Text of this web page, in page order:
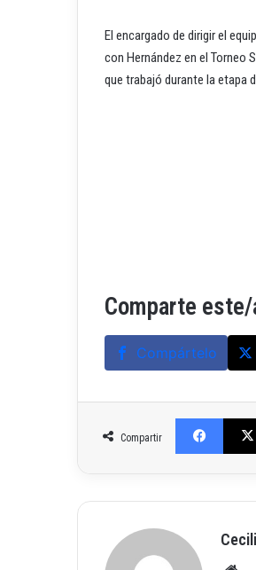
El encargado de dirigir el
con Hernández en el Torneo
que trabajó durante la etapa
Comparte
Compártelo
Compartir
Facebook